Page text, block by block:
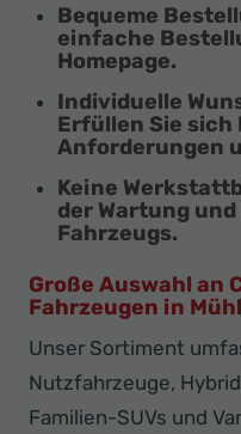
Bequeme
einfache
Homepage.
Individuelle
Erfüllen Sie
Anforderungen
Keine
der Wartung
Fahrzeugs.
Große Auswahl an
Fahrzeugen in
Unser Sortiment
Nutzfahrzeuge,
Familien-SUVs und